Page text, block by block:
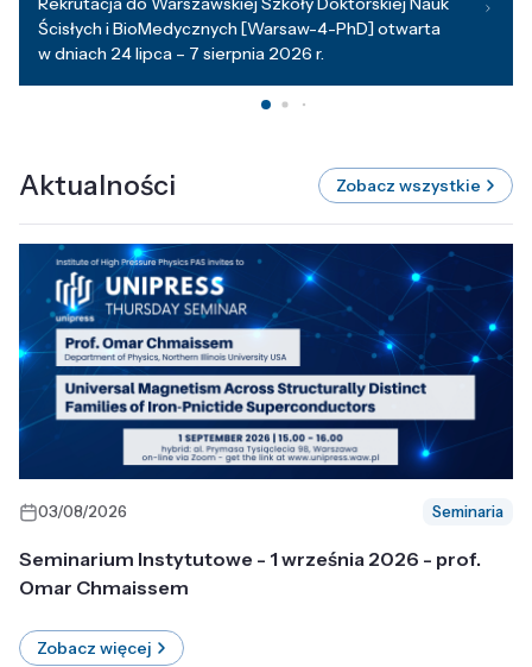
Ścisłych i BioMedycznych [Warsaw-4-PhD] otwarta
w dniach 24 lipca – 7 sierpnia 2026 r.
Aktualności Zobacz wszystkie
03/08/2026 Seminaria
Seminarium Instytutowe - 1 września 2026 - prof.
Omar Chmaissem
Zobacz więcej